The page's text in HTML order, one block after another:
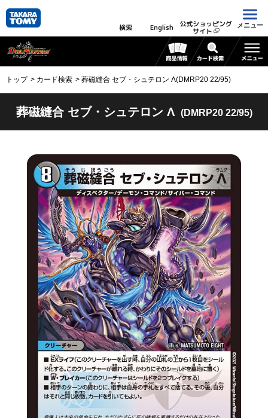
検索 English 公式ショッピング
サイト
メニュー
トップ カード検索 葬磁縫合 セブ・シュテロン Λ(DMRP20 22/95)
葬磁縫合 セブ・シュテロン Λ (DMRP20 22/95)